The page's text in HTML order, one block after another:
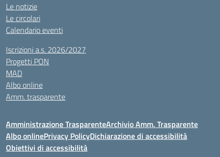
Le notizie
Le circolari
Calendario eventi
Iscrizioni a.s. 2026/2027
Progetti PON
MAD
Albo online
Amm. trasparente
Amministrazione TrasparenteArchivio Amm. Trasparente
Albo onlinePrivacy PolicyDichiarazione di accessibilità
Obiettivi di accessibilità